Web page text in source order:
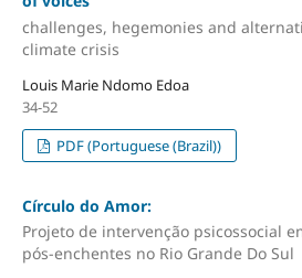
challenges, hegemonies and
climate crisis
Louis Marie Ndomo Edoa
34-52
PDF (Portuguese (Brazil))
Círculo do Amor:
Projeto de intervenção psicossocial
pós-enchentes no Rio Grande Do Sul